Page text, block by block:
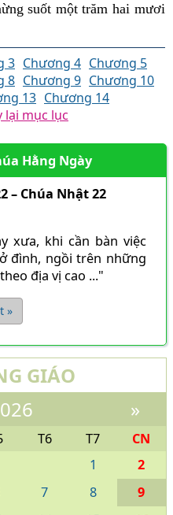
suốt một trăm hai mươi
3 Chương 4 Chương 5
8 Chương 9 Chương 10
13 Chương 14
lại mục lục
Hằng Ngày
– Chúa Nhật 22
xưa, khi cần bàn việc
đình, ngồi trên những
địa vị cao ..."
»
GIÁO
»
T6 T7
CN
1
2
7 8
9